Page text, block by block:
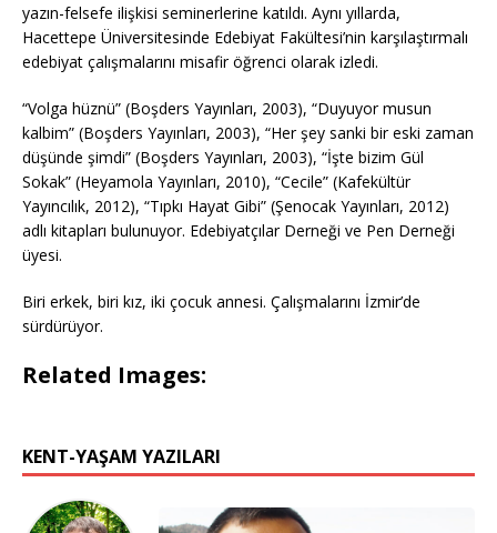
yazın-felsefe ilişkisi seminerlerine katıldı. Aynı yıllarda,
Hacettepe Üniversitesinde Edebiyat Fakültesi’nin karşılaştırmalı
edebiyat çalışmalarını misafir öğrenci olarak izledi.
“Volga hüznü” (Boşders Yayınları, 2003), “Duyuyor musun
kalbim” (Boşders Yayınları, 2003), “Her şey sanki bir eski zaman
düşünde şimdi” (Boşders Yayınları, 2003), “İşte bizim Gül
Sokak” (Heyamola Yayınları, 2010), “Cecile” (Kafekültür
Yayıncılık, 2012), “Tıpkı Hayat Gibi” (Şenocak Yayınları, 2012)
adlı kitapları bulunuyor. Edebiyatçılar Derneği ve Pen Derneği
üyesi.
Biri erkek, biri kız, iki çocuk annesi. Çalışmalarını İzmir’de
sürdürüyor.
Related Images:
KENT-YAŞAM YAZILARI